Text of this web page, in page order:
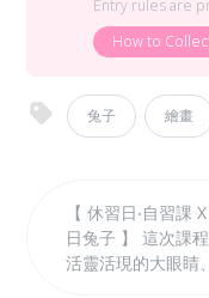
Entry rules are
How to
兔子 繪畫
【 休習日‧自習課
日兔子 】 這次課
活靈活現的大眼睛